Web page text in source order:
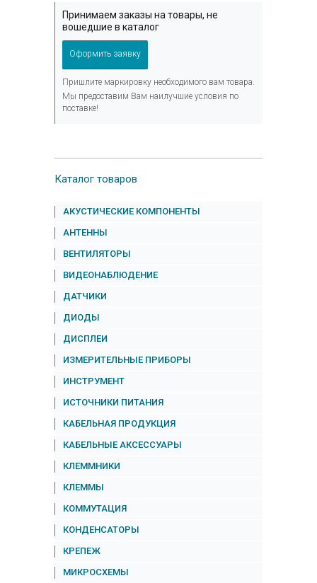
Принимаем заказы на товары, не
вошедшие в каталог
Оформить заявку
Пришлите маркировку необходимого вам товара.
Мы предоставим Вам наилучшие условия по
поставке!
Каталог товаров
АКУСТИЧЕСКИЕ КОМПОНЕНТЫ
АНТЕННЫ
ВЕНТИЛЯТОРЫ
ВИДЕОНАБЛЮДЕНИЕ
ДАТЧИКИ
ДИОДЫ
ДИСПЛЕИ
ИЗМЕРИТЕЛЬНЫЕ ПРИБОРЫ
ИНСТРУМЕНТ
ИСТОЧНИКИ ПИТАНИЯ
КАБЕЛЬНАЯ ПРОДУКЦИЯ
КАБЕЛЬНЫЕ АКСЕССУАРЫ
КЛЕММНИКИ
КЛЕММЫ
КОММУТАЦИЯ
КОНДЕНСАТОРЫ
КРЕПЕЖ
МИКРОСХЕМЫ